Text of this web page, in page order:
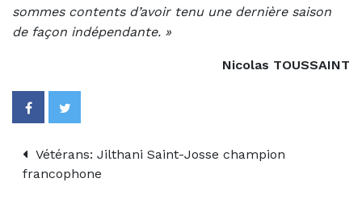
sommes contents d’avoir tenu une dernière saison
de façon indépendante. »
Nicolas TOUSSAINT
Vétérans: Jilthani Saint-Josse champion
francophone